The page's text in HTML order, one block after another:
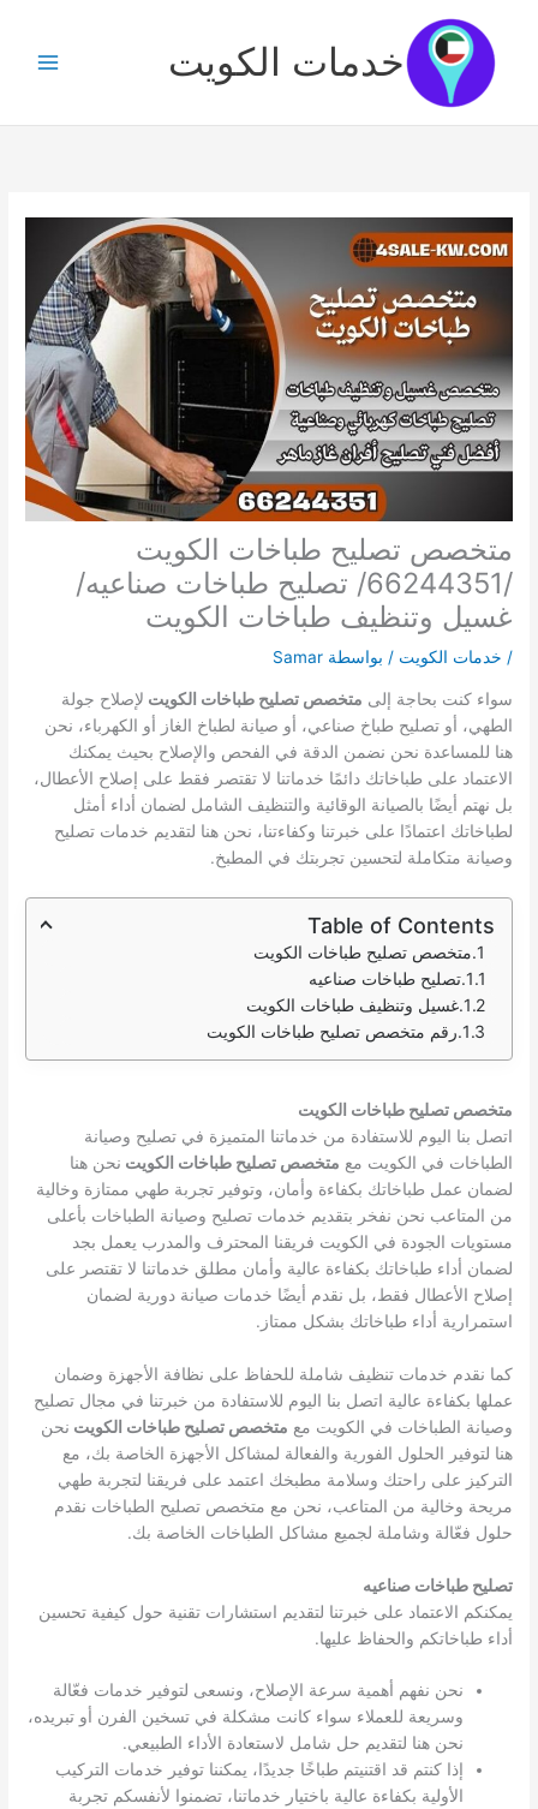
المحتوى
خدمات الكويت
متخصص تصليح طباخات الكويت
/66244351/ تصليح طباخات صناعيه/
غسيل وتنظيف طباخات الكويت
/ خدمات الكويت / بواسطة Samar
سواء كنت بحاجة إلى متخصص تصليح طباخات الكويت لإصلاح جولة
الطهي، أو تصليح طباخ صناعي، أو صيانة لطباخ الغاز أو الكهرباء، نحن
هنا للمساعدة نحن نضمن الدقة في الفحص والإصلاح بحيث يمكنك
الاعتماد على طباخاتك دائمًا خدماتنا لا تقتصر فقط على إصلاح الأعطال،
بل نهتم أيضًا بالصيانة الوقائية والتنظيف الشامل لضمان أداء أمثل
لطباخاتك اعتمادًا على خبرتنا وكفاءتنا، نحن هنا لتقديم خدمات تصليح
وصيانة متكاملة لتحسين تجربتك في المطبخ.
Table of Contents
متخصص تصليح طباخات الكويت
تصليح طباخات صناعيه
غسيل وتنظيف طباخات الكويت
رقم متخصص تصليح طباخات الكويت
متخصص تصليح طباخات الكويت
اتصل بنا اليوم للاستفادة من خدماتنا المتميزة في تصليح وصيانة
الطباخات في الكويت مع متخصص تصليح طباخات الكويت نحن هنا
لضمان عمل طباخاتك بكفاءة وأمان، وتوفير تجربة طهي ممتازة وخالية
من المتاعب نحن نفخر بتقديم خدمات تصليح وصيانة الطباخات بأعلى
مستويات الجودة في الكويت فريقنا المحترف والمدرب يعمل بجد
لضمان أداء طباخاتك بكفاءة عالية وأمان مطلق خدماتنا لا تقتصر على
إصلاح الأعطال فقط، بل نقدم أيضًا خدمات صيانة دورية لضمان
استمرارية أداء طباخاتك بشكل ممتاز.
كما نقدم خدمات تنظيف شاملة للحفاظ على نظافة الأجهزة وضمان
عملها بكفاءة عالية اتصل بنا اليوم للاستفادة من خبرتنا في مجال تصليح
وصيانة الطباخات في الكويت مع متخصص تصليح طباخات الكويت نحن
هنا لتوفير الحلول الفورية والفعالة لمشاكل الأجهزة الخاصة بك، مع
التركيز على راحتك وسلامة مطبخك اعتمد على فريقنا لتجربة طهي
مريحة وخالية من المتاعب، نحن مع متخصص تصليح الطباخات نقدم
حلول فعّالة وشاملة لجميع مشاكل الطباخات الخاصة بك.
تصليح طباخات صناعيه
يمكنكم الاعتماد على خبرتنا لتقديم استشارات تقنية حول كيفية تحسين
أداء طباخاتكم والحفاظ عليها.
نحن نفهم أهمية سرعة الإصلاح، ونسعى لتوفير خدمات فعّالة
وسريعة للعملاء سواء كانت مشكلة في تسخين الفرن أو تبريده،
نحن هنا لتقديم حل شامل لاستعادة الأداء الطبيعي.
إذا كنتم قد اقتنيتم طباخًا جديدًا، يمكننا توفير خدمات التركيب
الأولية بكفاءة عالية باختيار خدماتنا، تضمنوا لأنفسكم تجربة